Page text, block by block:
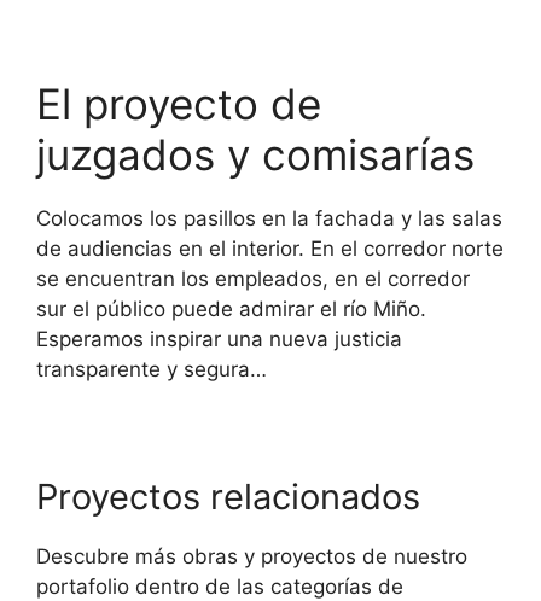
El proyecto de
juzgados y comisarías
Colocamos los pasillos en la fachada y las salas
de audiencias en el interior. En el corredor norte
se encuentran los empleados, en el corredor
sur el público puede admirar el río Miño.
Esperamos inspirar una nueva justicia
transparente y segura…
Proyectos relacionados
Descubre más obras y proyectos de nuestro
portafolio dentro de las categorías de